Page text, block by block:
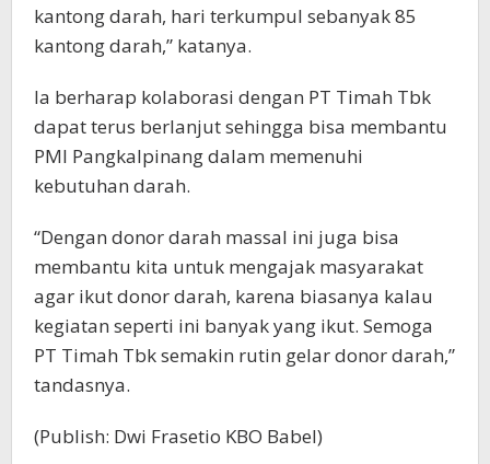
kantong darah, hari terkumpul sebanyak 85
kantong darah,” katanya.
Ia berharap kolaborasi dengan PT Timah Tbk
dapat terus berlanjut sehingga bisa membantu
PMI Pangkalpinang dalam memenuhi
kebutuhan darah.
“Dengan donor darah massal ini juga bisa
membantu kita untuk mengajak masyarakat
agar ikut donor darah, karena biasanya kalau
kegiatan seperti ini banyak yang ikut. Semoga
PT Timah Tbk semakin rutin gelar donor darah,”
tandasnya.
(Publish: Dwi Frasetio KBO Babel)